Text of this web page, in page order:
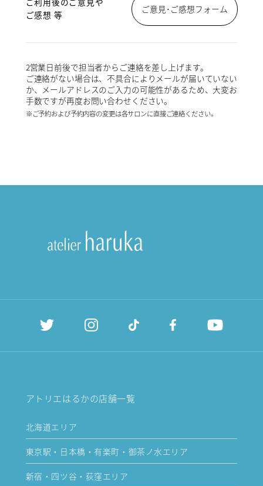
ご感想 等
ご意見･ご感想フォーム
2営業日前後で担当者からご連絡を差し上げます。
ご連絡がない場合は、不具合によりメールが届いていない
か、メールアドレスのご入力の可能性があるため、大変お
手数ですが再度お問い合わせください。
※ご予約および予約内容の変更は各サロンに直接ご連絡ください。
アトリエはるかの店舗一覧
北海道エリア
東京駅・日本橋・有楽町・御茶ノ水エリア
新宿・四ツ谷・荻窪エリア